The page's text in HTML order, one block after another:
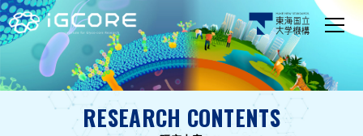
RESEARCH CONTENTS